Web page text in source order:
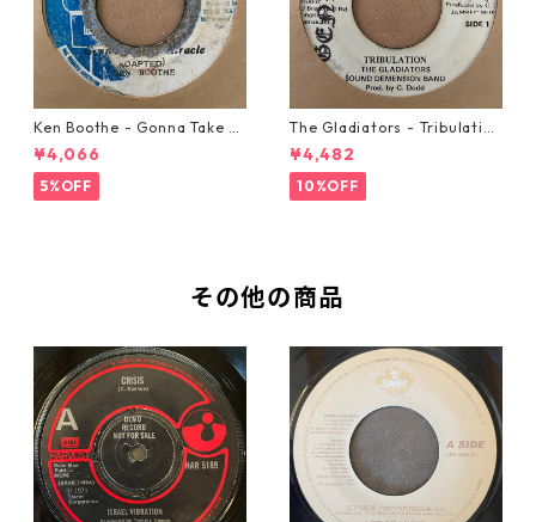
Ken Boothe - Gonna Take A
Miracle【7-21362】
¥4,066
5%OFF
The Gladiators - Tribulation
【7-21365】
¥4,482
10%OFF
その他の商品